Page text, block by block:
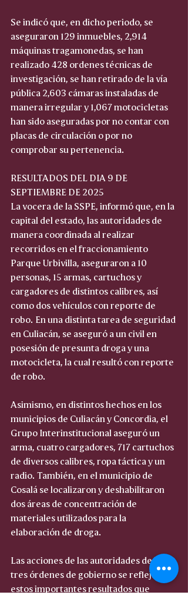
Se indicó que, en dicho periodo, se
aseguraron 129 inmuebles, 2,914
máquinas tragamonedas, se han
realizado 428 ordenes técnicas de
investigación, se han retirado de la vía
pública 2,603 cámaras instaladas de
manera irregular y 1,067 motocicletas
han sido aseguradas por no contar con
placas de circulación o por no
comprobar su pertenencia.
RESULTADOS DEL DIA 9 DE
SEPTIEMBRE DE 2025
La vocera de la SSPE, informó que, en la
capital del estado, las autoridades de
manera coordinada al realizar
recorridos en el fraccionamiento
Parque Urbivilla, aseguraron a 10
personas, 15 armas, cartuchos y
cargadores de distintos calibres, así
como dos vehículos con reporte de
robo. En una distinta tarea de seguridad
en Culiacán, se aseguró a un civil en
posesión de presunta droga y una
motocicleta, la cual resultó con reporte
de robo.
Asimismo, en distintos hechos en los
municipios de Culiacán y Concordia, el
Grupo Interinstitucional aseguró un
arma, cuatro cargadores, 717 cartuchos
de diversos calibres, ropa táctica y un
radio. También, en el municipio de
Cosalá se localizaron y deshabilitaron
dos áreas de concentración de
materiales utilizados para la
elaboración de droga.
Las acciones de las autoridades de los
tres órdenes de gobierno se reflejan en
estos importantes resultados que